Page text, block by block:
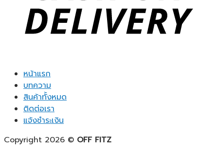
หน้าแรก
บทความ
สินค้าทั้งหมด
ติดต่อเรา
แจ้งชำระเงิน
Copyright 2026 © OFF FITZ